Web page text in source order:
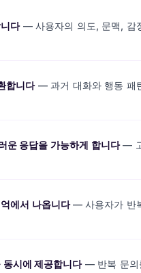
다— 사용자의 의도, 문맥, 감
합니다— 과거 대화와 행동 패
운 응답을 가능하게 합니다— 고
에서 나옵니다— 사용자가 반
동시에 제공합니다— 반복 문의